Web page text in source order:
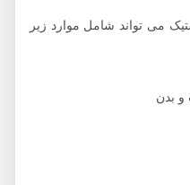
تواند شامل موارد زیر